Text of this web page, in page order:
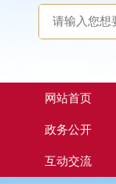
网站首页
政务公开
互动交流